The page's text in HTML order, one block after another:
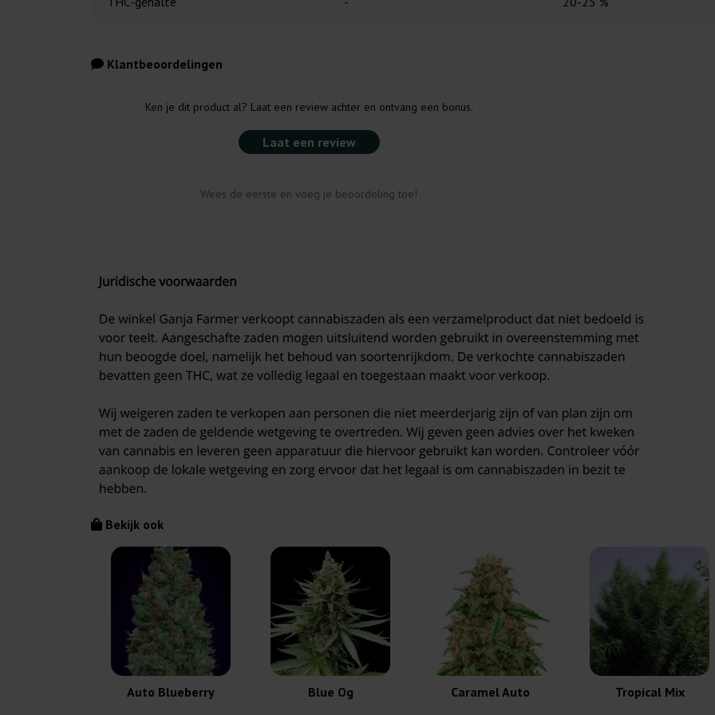
Klantbeoordelingen
Ken je dit product al? Laat een review achter en ontvang een bonus.
Laat een review
Wees de eerste en voeg je beoordeling toe!
Bekijk ook
Auto Blueberry Blue Og Caramel Auto Tropical Mix